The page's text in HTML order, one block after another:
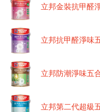
立邦金裝抗甲醛
立邦抗甲醛淨味
立邦防潮淨味五
立邦第二代超級